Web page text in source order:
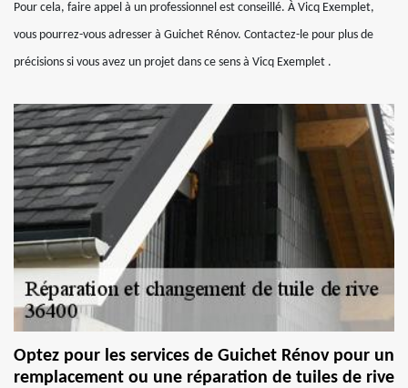
Pour cela, faire appel à un professionnel est conseillé. À Vicq Exemplet,
vous pourrez-vous adresser à Guichet Rénov. Contactez-le pour plus de
précisions si vous avez un projet dans ce sens à Vicq Exemplet .
Optez pour les services de Guichet Rénov pour un
remplacement ou une réparation de tuiles de rive